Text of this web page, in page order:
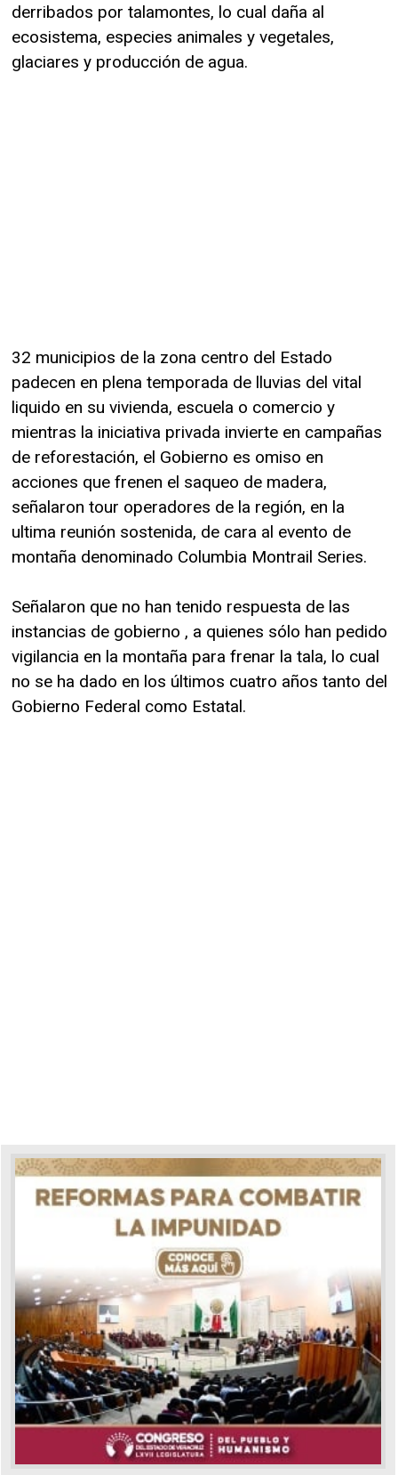
derribados por talamontes, lo cual daña al
ecosistema, especies animales y vegetales,
glaciares y producción de agua.
32 municipios de la zona centro del Estado
padecen en plena temporada de lluvias del vital
liquido en su vivienda, escuela o comercio y
mientras la iniciativa privada invierte en campañas
de reforestación, el Gobierno es omiso en
acciones que frenen el saqueo de madera,
señalaron tour operadores de la región, en la
ultima reunión sostenida, de cara al evento de
montaña denominado Columbia Montrail Series.
Señalaron que no han tenido respuesta de las
instancias de gobierno , a quienes sólo han pedido
vigilancia en la montaña para frenar la tala, lo cual
no se ha dado en los últimos cuatro años tanto del
Gobierno Federal como Estatal.